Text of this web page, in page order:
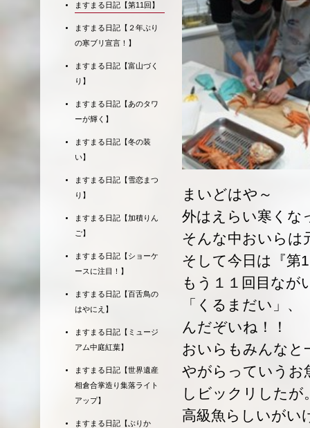
まいどはや～
外はえらい寒くな
そんな中おいらは
そして今日は『第
もう１１回目なが
「くるまだい」
んだぞいね！！
おいらもみんなと
やがらっていうお
しビックリしたが
高級魚らしいがい
ますまる日記【第11回】
ますまる日記【２年ぶり
の寒ブリ宣言！】
ますまる日記【富山づく
り】
ますまる日記【あのタワ
ーが輝く】
ますまる日記【冬の装
い】
ますまる日記【雪恋まつ
り】
ますまる日記【加積りん
ご】
ますまる日記【ショーケ
ースに注目！】
ますまる日記【百舌鳥の
はやにえ】
ますまる日記【ミュージ
アム中庭紅葉】
ますまる日記【世界遺産
相倉合掌造り集落ライト
アップ】
ますまる日記【ぶりか